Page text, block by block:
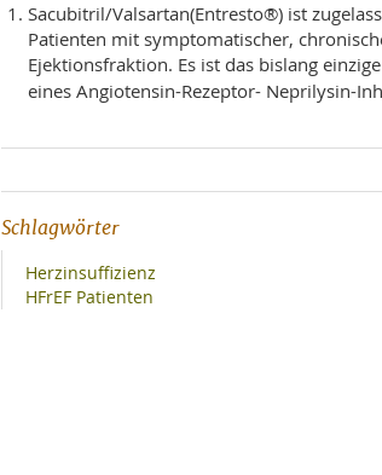
Sacubitril/Valsartan(Entresto®) ist
Patienten mit symptomatischer,
Ejektionsfraktion. Es ist das bislang
eines Angiotensin-Rezeptor- Neprilysin-
Schlagwörter
Herzinsuffizienz
HFrEF Patienten